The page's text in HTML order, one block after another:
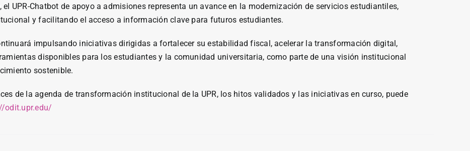
UPR-Chatbot de apoyo a admisiones representa un avance en la modernización de servicios estudiantiles,
y facilitando el acceso a información clave para futuros estudiantes.
impulsando iniciativas dirigidas a fortalecer su estabilidad fiscal, acelerar la transformación digital,
disponibles para los estudiantes y la comunidad universitaria, como parte de una visión institucional
sostenible.
de la agenda de transformación institucional de la UPR, los hitos validados y las iniciativas en curso, puede
odit.upr.edu/